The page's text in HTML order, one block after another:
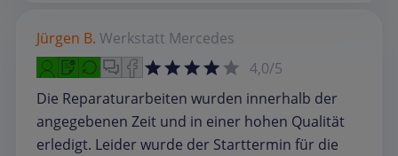
Jürgen B. Werkstatt Mercedes
4,0/5
Die Reparaturarbeiten wurden innerhalb der
angegebenen Zeit und in einer hohen Qualität
erledigt. Leider wurde der Starttermin für die